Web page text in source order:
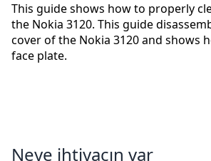
This guide shows how to properly
the Nokia 3120. This guide
cover of the Nokia 3120 and shows
face plate.
Neye ihtiyacın var